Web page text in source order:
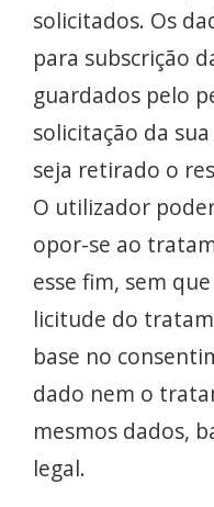
solicitados. Os
para subscrição
guardados pelo
solicitação da
seja retirado o
O utilizador
opor-se ao
esse fim, sem
licitude do
base no
dado nem o
mesmos dados,
legal.